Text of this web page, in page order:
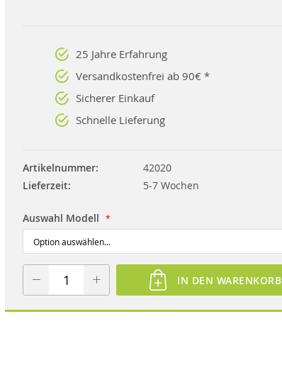
25 Jahre Erfahrung
Versandkostenfrei ab 90€ *
Sicherer Einkauf
Schnelle Lieferung
Artikelnummer
42020
Lieferzeit
5-7 Wochen
Auswahl Modell
IN DEN WARENKORB